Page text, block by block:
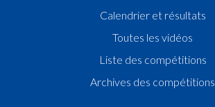
Calendrier et résultats
Toutes les vidéos
Liste des compétitions
Archives des compétitions